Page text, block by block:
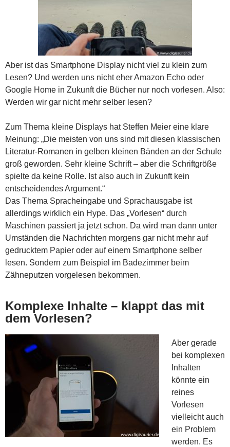
Aber ist das Smartphone Display nicht viel zu klein zum
Lesen? Und werden uns nicht eher Amazon Echo oder
Google Home in Zukunft die Bücher nur noch vorlesen. Also:
Werden wir gar nicht mehr selber lesen?
Zum Thema kleine Displays hat Steffen Meier eine klare
Meinung: „Die meisten von uns sind mit diesen klassischen
Literatur-Romanen in gelben kleinen Bänden an der Schule
groß geworden. Sehr kleine Schrift – aber die Schriftgröße
spielte da keine Rolle. Ist also auch in Zukunft kein
entscheidendes Argument.“
Das Thema Spracheingabe und Sprachausgabe ist
allerdings wirklich ein Hype. Das „Vorlesen“ durch
Maschinen passiert ja jetzt schon. Da wird man dann unter
Umständen die Nachrichten morgens gar nicht mehr auf
gedrucktem Papier oder auf einem Smartphone selber
lesen. Sondern zum Beispiel im Badezimmer beim
Zähneputzen vorgelesen bekommen.
Komplexe Inhalte – klappt das mit
dem Vorlesen?
Aber gerade
bei komplexen
Inhalten
könnte ein
reines
Vorlesen
vielleicht auch
ein Problem
werden. Es